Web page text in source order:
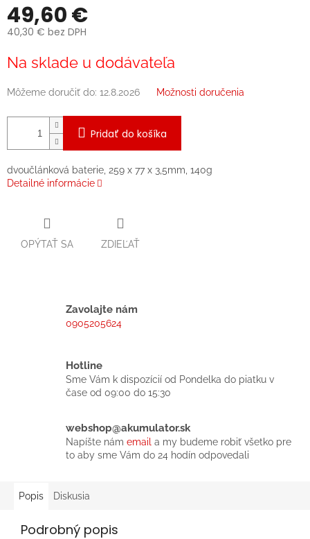
49,60 €
40,30 € bez DPH
cena:
Na sklade u dodávateľa
Môžeme doručiť do: 12.8.2026 Možnosti doručenia
Pridať do košíka
dvoučlánková baterie, 259 x 77 x 3,5mm, 140g
Detailné informácie
OPÝTAŤ SA ZDIEĽAŤ
Zavolajte nám
0905205624
Hotline
Sme Vám k dispozícií od Pondelka do piatku v
čase od 09:00 do 15:30
webshop@akumulator.sk
Napíšte nám email a my budeme robiť všetko pre
to aby sme Vám do 24 hodín odpovedali
Popis Diskusia
Podrobný popis